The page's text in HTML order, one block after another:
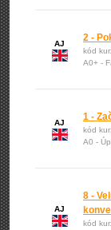
AJ
2 -
kód
A0+ -
AJ
1 -
kód
A0 -
AJ
8 -
kód